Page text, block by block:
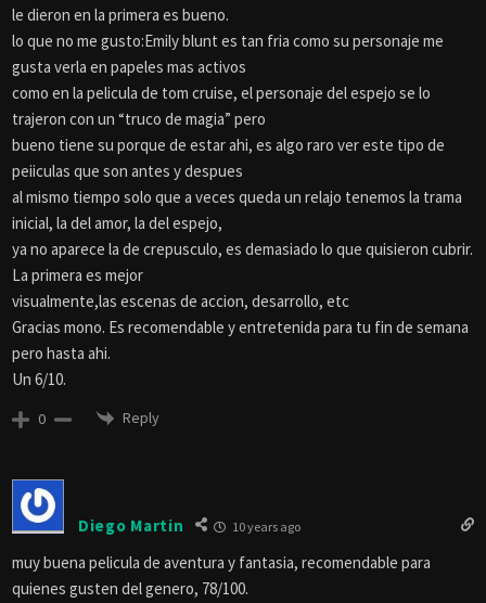
le dieron en la primera es bueno.
lo que no me gusto:Emily blunt es tan fria como su personaje me
gusta verla en papeles mas activos
como en la pelicula de tom cruise, el personaje del espejo se lo
trajeron con un “truco de magia” pero
bueno tiene su porque de estar ahi, es algo raro ver este tipo de
peiiculas que son antes y despues
al mismo tiempo solo que a veces queda un relajo tenemos la trama
inicial, la del amor, la del espejo,
ya no aparece la de crepusculo, es demasiado lo que quisieron cubrir.
La primera es mejor
visualmente,las escenas de accion, desarrollo, etc
Gracias mono. Es recomendable y entretenida para tu fin de semana
pero hasta ahi.
Un 6/10.
0 Reply
Diego Martin 10 years ago
muy buena pelicula de aventura y fantasia, recomendable para
quienes gusten del genero, 78/100.